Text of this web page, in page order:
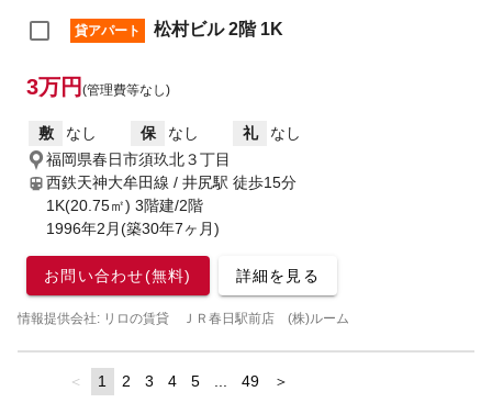
貸アパート 松村ビル 2階 1K
3万円 (管理費等なし)
敷 なし 保 なし 礼
なし
福岡県春日市須玖北３丁目
西鉄天神大牟田線 / 井尻駅 徒歩15分
1K(20.75㎡) 3階建/2階
1996年2月(築30年7ヶ月)
お問い合わせ(無料) 詳細を見る
情報提供会社: リロの賃貸 ＪＲ春日駅前店 (株)ルーム
page
You're
1 page
2 page
3 page
4 page
5 pagepage
49 page